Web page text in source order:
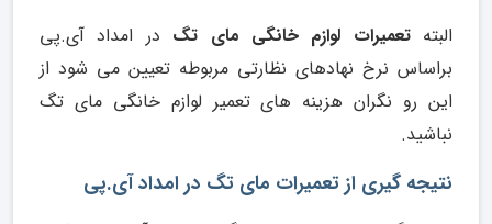
البتهتعمیرات لوازم خانگی مای تگ در امداد آی.پی
براساس نرخ نهادهای نظارتی مربوطه تعیین می شود از
این رو نگران هزینه های تعمیر لوازم خانگی مای تگ
نباشید.
نتیجه گیری از تعمیرات مای تگ در امداد آی.پی